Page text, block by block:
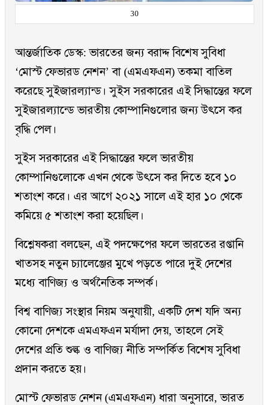
30
আন্তর্জাতিক ডেস্ক: ভারতের জন্য বরাদ্দ বিশেষ সুবিধা
‘মোস্ট ফেভারড নেশন’ বা (এমএফএন) তকমা বাতিল
করেছে সুইজারল্যান্ড। সুইস সরকারের এই সিদ্ধান্তের ফলে
সুইজারল্যান্ডে ভারতীয় কোম্পানিগুলোর জন্য উৎসে কর
বৃদ্ধি পেল।
সুইস সরকারের এই সিদ্ধান্তের ফলে ভারতীয়
কোম্পানিগুলোকে এখন থেকে উৎসে কর দিতে হবে ১০
শতাংশ করে। এর আগে ২০২১ সালে এই হার ১০ থেকে
কমিয়ে ৫ শতাংশ করা হয়েছিল।
বিশ্লেষকরা বলছেন, এই পদক্ষেপের ফলে ভারতের রপ্তানি
খাতসহ নতুন চ্যালেঞ্জের মুখে পড়তে পারে দুই দেশের
মধ্যে বাণিজ্য ও অর্থনৈতিক সম্পর্ক।
বিশ্ব বাণিজ্য সংস্থার নিয়ম অনুযায়ী, একটি দেশ যদি অন্য
কোনো দেশকে এমএফএন মর্যাদা দেয়, তাহলে সেই
দেশের প্রতি শুল্ক ও বাণিজ্য নীতি সম্পর্কিত বিশেষ সুবিধা
প্রদান করতে হয়।
মোস্ট ফেভারড নেশন (এমএফএন) ধারা অনুসারে, ভারত